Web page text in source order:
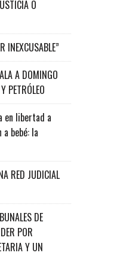
O
INEXCUSABLE”
A DOMINGO
PETRÓLEO
en libertad a
bebé: la
RED JUDICIAL
DE
POR
Y UN